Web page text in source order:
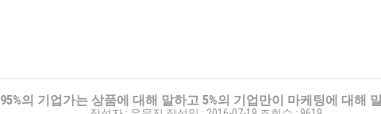
95%의 기업가는 상품에 대해 말하고 5%의 기업만이 마케팅에 대해